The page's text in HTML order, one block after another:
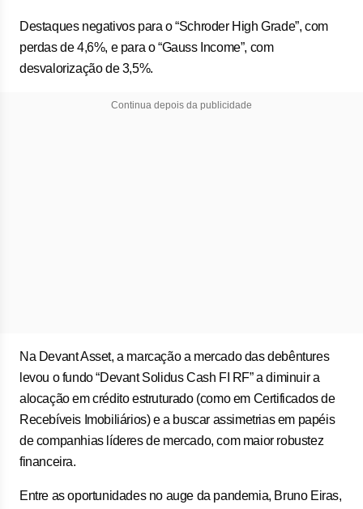
Destaques negativos para o “Schroder High Grade”, com
perdas de 4,6%, e para o “Gauss Income”, com
desvalorização de 3,5%.
Continua depois da publicidade
Na Devant Asset, a marcação a mercado das debêntures
levou o fundo “Devant Solidus Cash FI RF” a diminuir a
alocação em crédito estruturado (como em Certificados de
Recebíveis Imobiliários) e a buscar assimetrias em papéis
de companhias líderes de mercado, com maior robustez
financeira.
Entre as oportunidades no auge da pandemia, Bruno Eiras,